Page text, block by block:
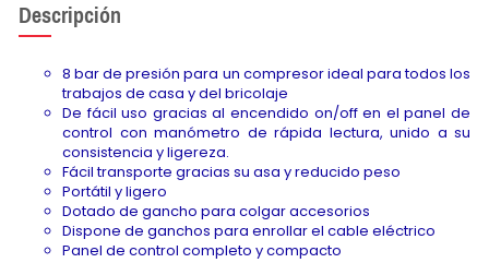
Descripción
8 bar de presión para un compresor ideal para todos los
trabajos de casa y del bricolaje
De fácil uso gracias al encendido on/off en el panel de
control con manómetro de rápida lectura, unido a su
consistencia y ligereza.
Fácil transporte gracias su asa y reducido peso
Portátil y ligero
Dotado de gancho para colgar accesorios
Dispone de ganchos para enrollar el cable eléctrico
Panel de control completo y compacto